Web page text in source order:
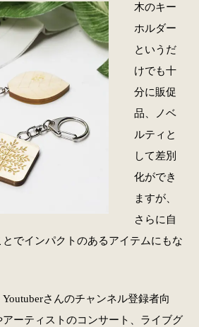
木のキー
ホルダー
というだ
けでも十
分に販促
品、ノベ
ルティと
して差別
化ができ
ますが、
さらに自
でインパクトのあるアイテムにもな
さんのチャンネル登録者向
ーティストのコンサート、ライブグ